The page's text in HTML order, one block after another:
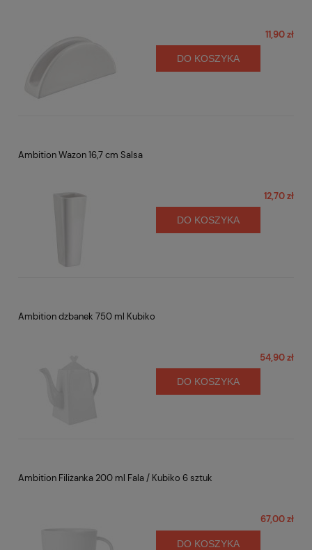
11,90 zł
DO KOSZYKA
Ambition Wazon 16,7 cm Salsa
12,70 zł
DO KOSZYKA
Ambition dzbanek 750 ml Kubiko
54,90 zł
DO KOSZYKA
Ambition Filiżanka 200 ml Fala / Kubiko 6 sztuk
67,00 zł
DO KOSZYKA